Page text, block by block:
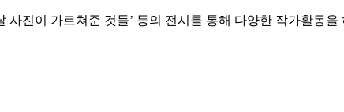
사진이 가르쳐준 것들’ 등의 전시를 통해 다양한 작가활동